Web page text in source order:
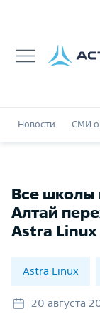
Новости СМИ о
Все школы
Алтай
Astra Linux
Astra Linux
20 августа